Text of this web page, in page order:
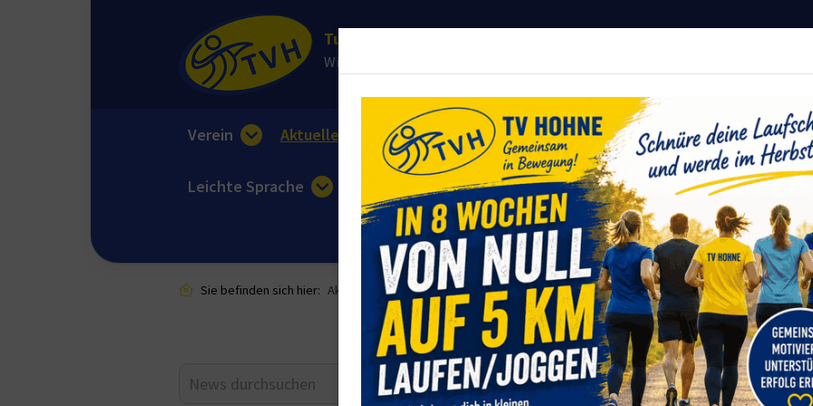
Turnverein Hohne von 1911 e.V.
Wir sorgen für Deine Fitness
Verein Aktuelles Events Sportangebote Service
Leichte Sprache
Sie befinden sich hier: Aktuelles Newsroom Perfekte Bedingungen beim Aaseelauf in Ibbenbüren